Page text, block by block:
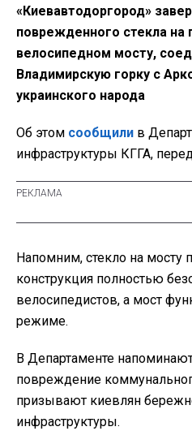
«Киевавтодоргород»
поврежденного стекла на
велосипедном мосту,
Владимирскую горку с
украинского народа
Об этом сообщили в
инфраструктуры КГГА,
Напомним, стекло на
конструкция полностью
велосипедистов, а мост
режиме.
В Департаменте
повреждение
призывают киевлян
инфраструктуры.